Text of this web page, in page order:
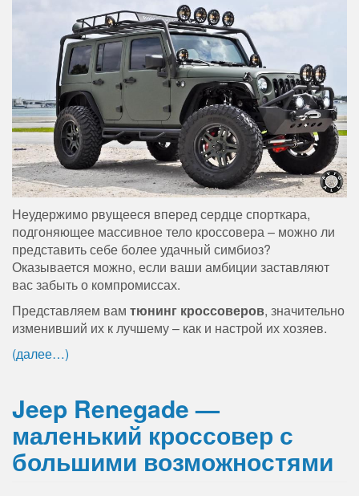
Неудержимо рвущееся вперед сердце спорткара,
подгоняющее массивное тело кроссовера – можно ли
представить себе более удачный симбиоз?
Оказывается можно, если ваши амбиции заставляют
вас забыть о компромиссах.
Представляем вам тюнинг кроссоверов, значительно
изменивший их к лучшему – как и настрой их хозяев.
(далее…)
Jeep Renegade —
маленький кроссовер с
большими возможностями